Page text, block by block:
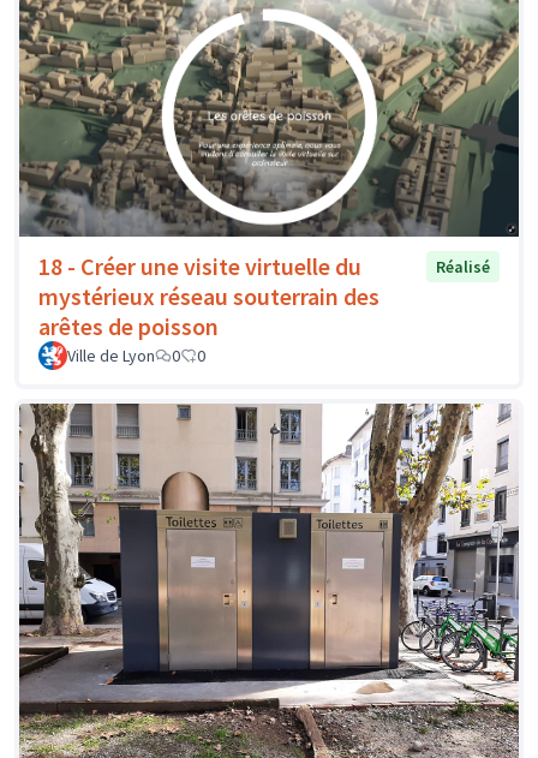
18 - Créer une visite virtuelle du
mystérieux réseau souterrain des
arêtes de poisson
Réalisé
Ville de Lyon 0 0